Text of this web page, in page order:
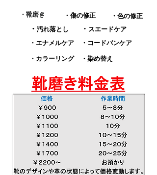
​・靴磨き ​・傷の修正 ・色の修正
​・ 汚れ落とし ​・ スエードケア
​・エナメルケア
・コードバンケア
・カラーリング
​・染め替え